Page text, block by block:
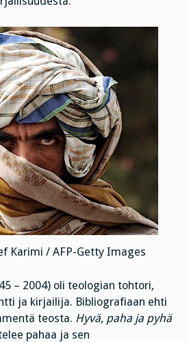
Karimi / AFP-Getty Images
– 2004) oli teologian tohtori,
ja kirjailija. Bibliografiaan ehti
teosta. Hyvä, paha ja pyhä
pahaa ja sen